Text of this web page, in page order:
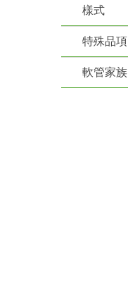
樣式
特殊品項
軟管家族